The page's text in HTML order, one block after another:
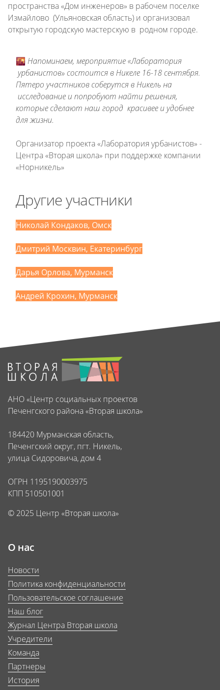
пространства «Дом инженеров» в рабочем поселке
Измайлово (Ульяновская область) и организовал
открытую городскую мастерскую в родном городе.
🌇 Напоминаем, мероприятие«Лаборатория
урбанистов»состоится в Никеле 16-18 сентября.
Пятеро участников соберутся в Никель на
исследование и попробуют найти решения,
которые сделают наш город красивее и удобнее
для жизни.
Организатор проекта «Лаборатория урбанистов» -
Центра «Вторая школа» при поддержке компании
«Норникель»
Другие участники
Николай Кондаков, Омск
Дмитрий Москвин, Екатеринбург
Дарья Орлова, Мурманск
Андрей Крохин, Мурманск
АНО «Центр социальных проектов
Печенгского района «Вторая школа»
184420 Мурманская область,
Печенгский округ, пгт. Никель,
улица Сидоровича, дом 4
ОГРН 1195190003975
КПП 510501001
© 2025 Центр «Вторая школа»
О нас
Новости
Политика конфиденциальности
Пользовательское соглашение
Наш блог
Журнал Центра Вторая школа
Учредители
Команда
Партнеры
История